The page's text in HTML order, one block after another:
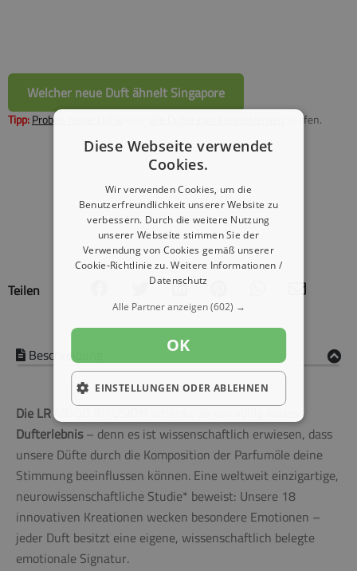
Welcher neue Duft ähnelt Singapore
Tipp:Proben neuer Düfte kaufen.
Teilen
Beschreibung
Die LR MOOD INFUSION schenkt dir ein völlig neues
Dufterlebnis– denn es ist wissenschaftlich erwiesen, dass
unsere Düfte durch die Komposition der Parfumöle deine
Stimmung beeinflussen können. Eine weltweit einzigartige,
neurowissenschaftliche Studie* beweist: Unsere 18
innovativen Kreationen wecken besondere Emotionen –
jeder Duft besitzt eine eigene, wissenschaftlich belegte
emotionale Signatur.
Diese Webseite verwendet
Cookies.
Wir verwenden Cookies, um die
Benutzerfreundlichkeit unserer Website zu
verbessern. Durch die weitere Nutzung
unserer Webseite stimmen Sie der
Verwendung von Cookies gemäß unserer
Cookie-Richtlinie zu.Weitere Informationen /
Datenschutz
Alle Partner anzeigen(602) →
OK
EINSTELLUNGEN ODER ABLEHNEN